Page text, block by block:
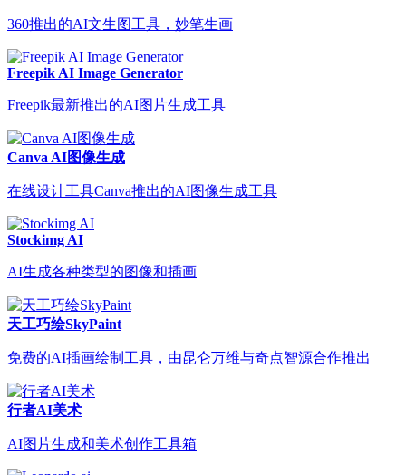
360推出的AI文生图工具，妙笔生画
Freepik AI Image Generator
Freepik最新推出的AI图片生成工具
Canva AI图像生成
在线设计工具Canva推出的AI图像生成工具
Stockimg AI
AI生成各种类型的图像和插画
天工巧绘SkyPaint
免费的AI插画绘制工具，由昆仑万维与奇点智源合作推出
行者AI美术
AI图片生成和美术创作工具箱